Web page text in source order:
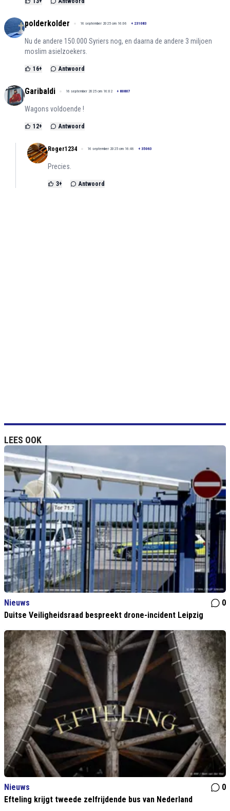
polderkolder 16 september 2025 om 16:06 + 231083
Nu de andere 150.000 Syriers nog, en daarna de andere 3 miljoen
moslim asielzoekers.
16+ Antwoord
Garibaldi 16 september 2025 om 16:02 + 80807
Wagons voldoende !
12+ Antwoord
Roger1234 16 september 2025 om 16:46 + 35063
Precies.
3+ Antwoord
LEES OOK
Nieuws
0
Duitse Veiligheidsraad bespreekt drone-incident Leipzig
Nieuws
0
Efteling krijgt tweede zelfrijdende bus van Nederland